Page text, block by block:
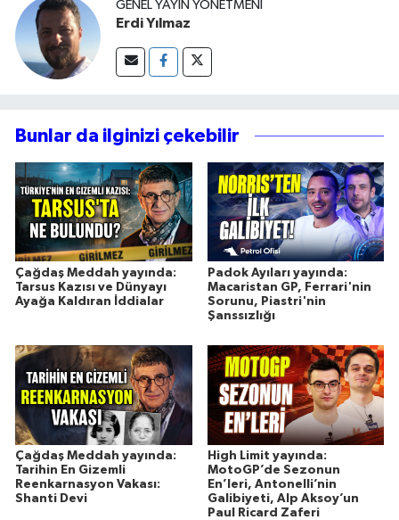
GENEL YAYIN YÖNETMENI
Erdi Yılmaz
Bunlar da ilginizi çekebilir
Çağdaş Meddah yayında:
Tarsus Kazısı ve Dünyayı
Ayağa Kaldıran İddialar
Padok Ayıları yayında:
Macaristan GP, Ferrari'nin
Sorunu, Piastri'nin
Şanssızlığı
Çağdaş Meddah yayında:
Tarihin En Gizemli
Reenkarnasyon Vakası:
Shanti Devi
High Limit yayında:
MotoGP’de Sezonun
En’leri, Antonelli’nin
Galibiyeti, Alp Aksoy’un
Paul Ricard Zaferi